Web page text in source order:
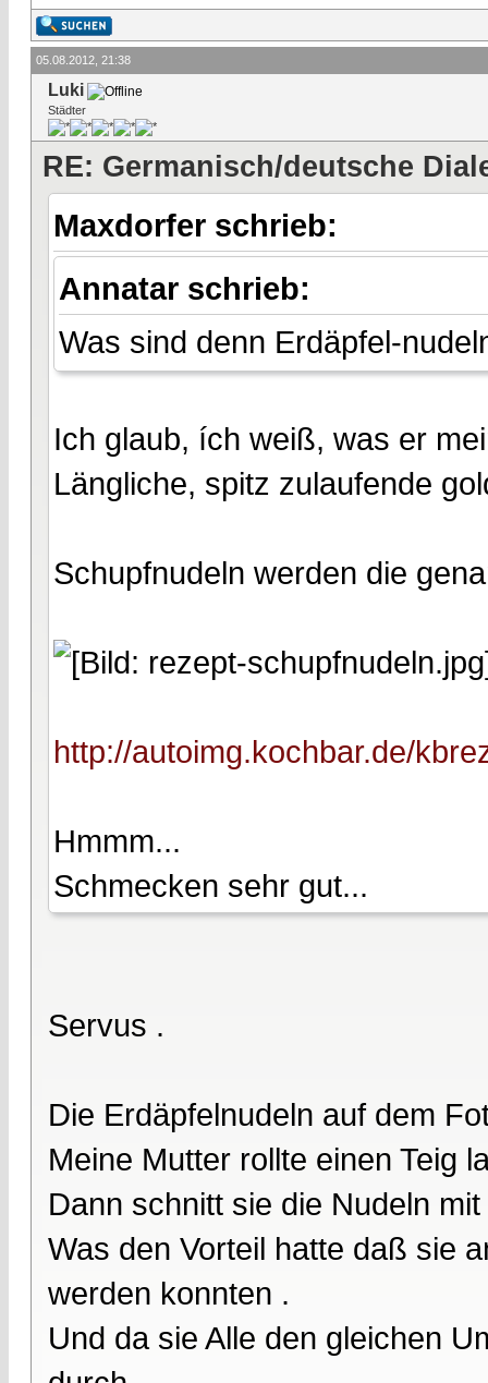
05.08.2012, 21:38
Luki
Städter
RE: Germanisch/deutsche
Maxdorfer schrieb:
Annatar schrieb:
Was sind denn Erdäpfel-
Ich glaub, ích weiß, was er
Längliche, spitz zulaufende
Schupfnudeln werden die
http://autoimg.kochbar.de/
Hmmm...
Schmecken sehr gut...
Servus .
Die Erdäpfelnudeln auf dem
Meine Mutter rollte einen Teig
Dann schnitt sie die Nudeln
Was den Vorteil hatte daß sie
werden konnten .
Und da sie Alle den gleichen